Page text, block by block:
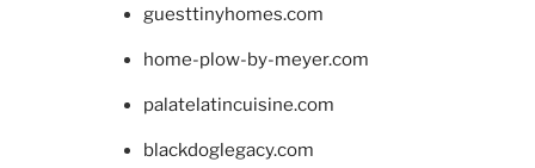
guesttinyhomes.com
home-plow-by-meyer.com
palatelatincuisine.com
blackdoglegacy.com